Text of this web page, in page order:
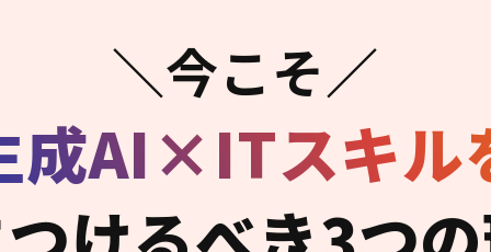
＼今こそ／
成AI×ITスキル